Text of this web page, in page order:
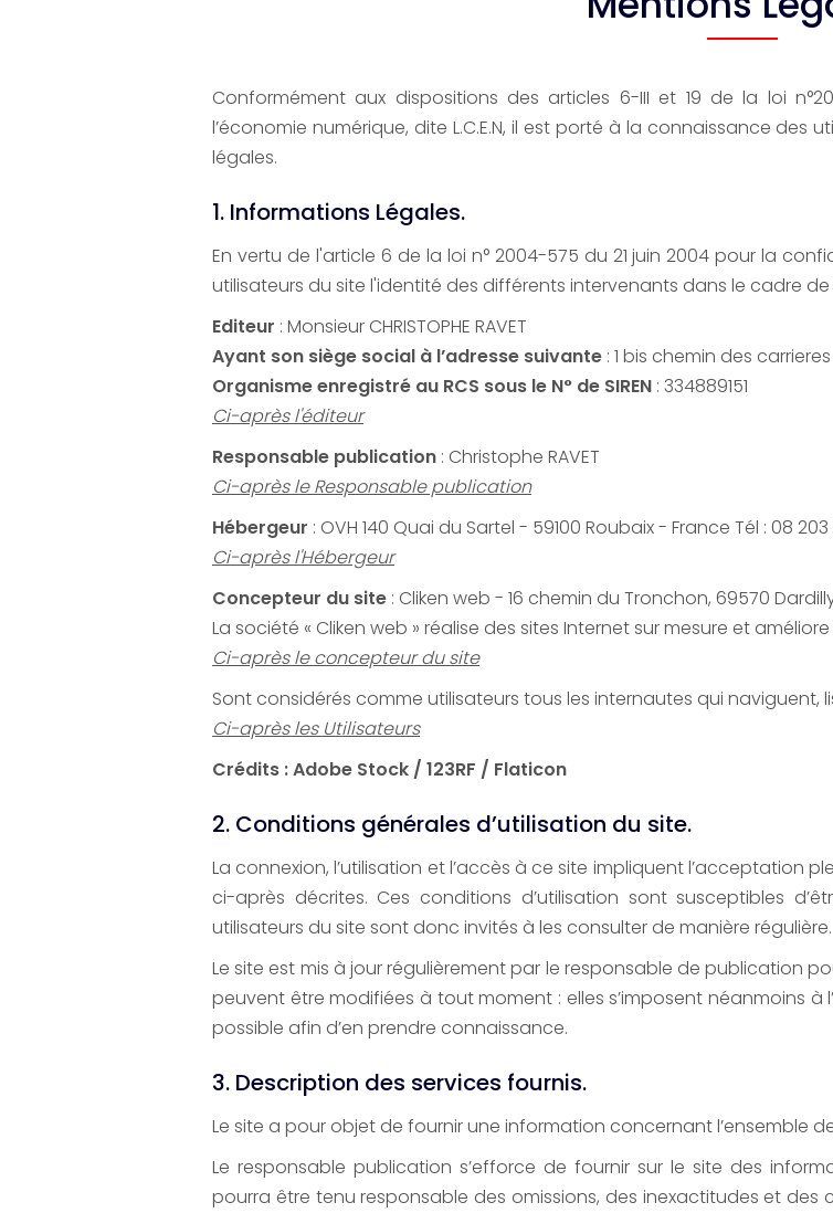
Conformément aux dispositions des articles 6-III et 19 de la loi
l’économie numérique, dite L.C.E.N, il est porté à la connaissance des
légales.
1. Informations Légales.
En vertu de l'article 6 de la loi n° 2004-575 du 21 juin 2004 pour la
utilisateurs du site l'identité des différents intervenants dans le cadre
Editeur : Monsieur CHRISTOPHE RAVET
Ayant son siège social à l’adresse suivante : 1 bis chemin des carrieres
Organisme enregistré au RCS sous le N° de SIREN : 334889151
Ci-après l'éditeur
Responsable publication : Christophe RAVET
Ci-après le Responsable publication
Hébergeur : OVH 140 Quai du Sartel - 59100 Roubaix - France Tél : 08
Ci-après l'Hébergeur
Concepteur du site : Cliken web - 16 chemin du Tronchon, 69570
La société « Cliken web » réalise des sites Internet sur mesure et
Ci-après le concepteur du site
Sont considérés comme utilisateurs tous les internautes qui naviguent,
Ci-après les Utilisateurs
Crédits : Adobe Stock / 123RF / Flaticon
2. Conditions générales d’utilisation du site.
La connexion, l’utilisation et l’accès à ce site impliquent l’acceptation
ci-après décrites. Ces conditions d’utilisation sont susceptibles
utilisateurs du site sont donc invités à les consulter de manière régulière.
Le site est mis à jour régulièrement par le responsable de publication
peuvent être modifiées à tout moment : elles s’imposent néanmoins à
possible afin d’en prendre connaissance.
3. Description des services fournis.
Le site a pour objet de fournir une information concernant l’ensemble
Le responsable publication s’efforce de fournir sur le site des
pourra être tenu responsable des omissions, des inexactitudes et des